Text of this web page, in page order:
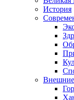
История
Внешние